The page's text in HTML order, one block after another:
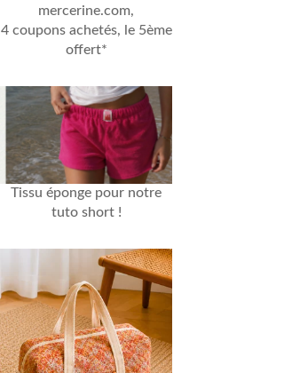
mercerine.com,
4 coupons achetés, le 5ème
offert*
Tissu éponge pour notre
tuto short!